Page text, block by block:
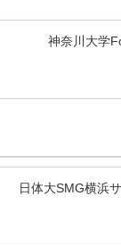
神奈川大学
日体大SMG横浜